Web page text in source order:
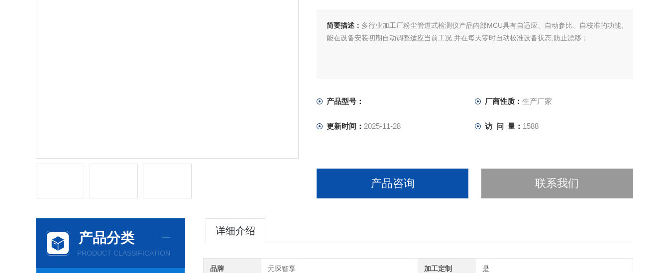
简要描述： 多行业加工厂粉尘管道式检测仪产品内部MCU具有自适应、自动参比、自校准的功能,
能在设备安装初期自动调整适应当前工况,并在每天零时自动校准设备状态,防止漂移；
产品型号： 厂商性质： 生产厂家
更新时间： 2025-11-28 访 问 量： 1588
产品咨询 联系我们
产品分类
PRODUCT CLASSIFICATION
详细介绍
品牌 元琛智享 加工定制 是